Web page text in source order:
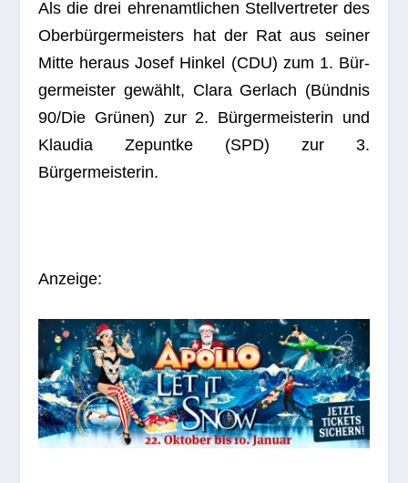
Als die drei ehren­amt­li­chen Stell­ver­tre­ter des
Ober­bür­ger­meis­ters hat der Rat aus sei­ner
Mitte her­aus Josef Hin­kel (CDU) zum 1. Bür­
ger­meis­ter gewählt, Clara Ger­lach (Bünd­nis
90/Die Grü­nen) zur 2. Bür­ger­meis­te­rin und
Klau­dia Zep­untke (SPD) zur 3.
Bürgermeisterin.
Anzeige: